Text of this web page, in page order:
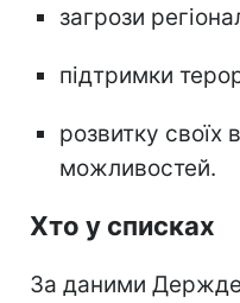
загрози
підтримки
розвитку своїх
можливостей.
Хто у списках
За даними